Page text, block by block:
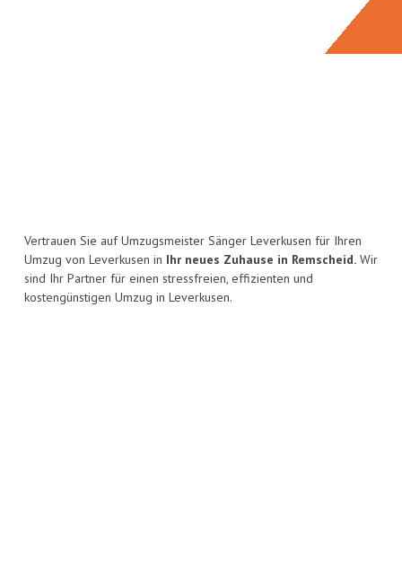
Vertrauen Sie auf Umzugsmeister Sänger Leverkusen für Ihren
Umzug von Leverkusen in Ihr neues Zuhause in Remscheid. Wir
sind Ihr Partner für einen stressfreien, effizienten und
kostengünstigen Umzug in Leverkusen.